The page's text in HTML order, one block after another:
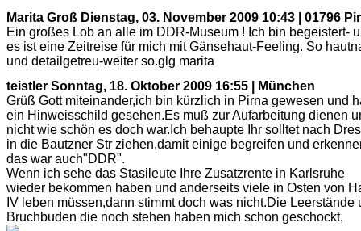
Marita Groß Dienstag, 03. November 2009 10:43 | 01796
Ein großes Lob an alle im DDR-Museum ! Ich bin begeistert-
es ist eine Zeitreise für mich mit Gänsehaut-Feeling. So
und detailgetreu-weiter so.glg marita
teistler Sonntag, 18. Oktober 2009 16:55 | München
Grüß Gott miteinander,ich bin kürzlich in Pirna gewesen und
ein Hinweisschild gesehen.Es muß zur Aufarbeitung dienen
nicht wie schön es doch war.Ich behaupte Ihr solltet nach
in die Bautzner Str ziehen,damit einige begreifen und
das war auch"DDR".
Wenn ich sehe das Stasileute Ihre Zusatzrente in Karlsruhe
wieder bekommen haben und anderseits viele in Osten von
IV leben müssen,dann stimmt doch was nicht.Die Leerstände
Bruchbuden die noch stehen haben mich schon geschockt,